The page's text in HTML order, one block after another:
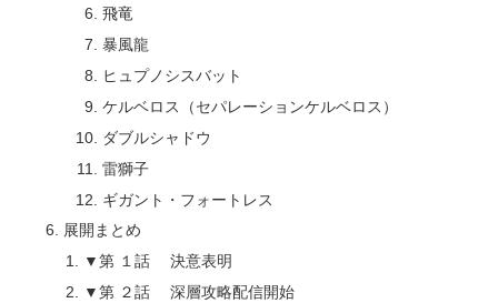
飛竜
暴風龍
ヒュプノシスバット
ケルベロス（セパレーションケルベロス）
ダブルシャドウ
雷獅子
ギガント・フォートレス
展開まとめ
▼第 １話 決意表明
▼第 ２話 深層攻略配信開始